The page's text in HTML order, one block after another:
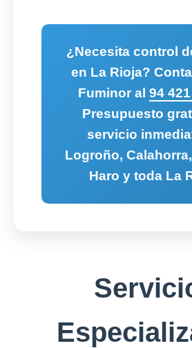
¿Necesita control
en La Rioja?
Fuminor al 94
Presupuesto
servicio
Logroño,
Haro y toda La